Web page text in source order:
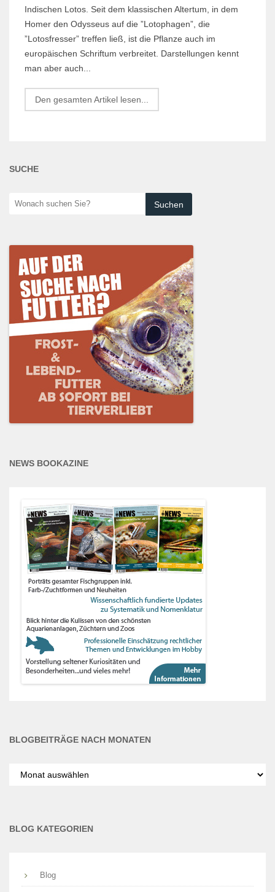
Indischen Lotos. Seit dem klassischen Altertum, in dem
Homer den Odysseus auf die ”Lotophagen”, die
”Lotosfresser” treffen ließ, ist die Pflanze auch im
europäischen Schriftum verbreitet. Darstellungen kennt
man aber auch...
Den gesamten Artikel lesen...
SUCHE
Wonach
NEWS BOOKAZINE
BLOGBEITRÄGE NACH MONATEN
nach
BLOG KATEGORIEN
Blog